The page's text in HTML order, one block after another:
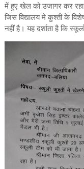
में हुए खेल को उजागर कर
जिस विद्यालय मे कुश्ती के
नहीं है। यह दर्शाता है कि